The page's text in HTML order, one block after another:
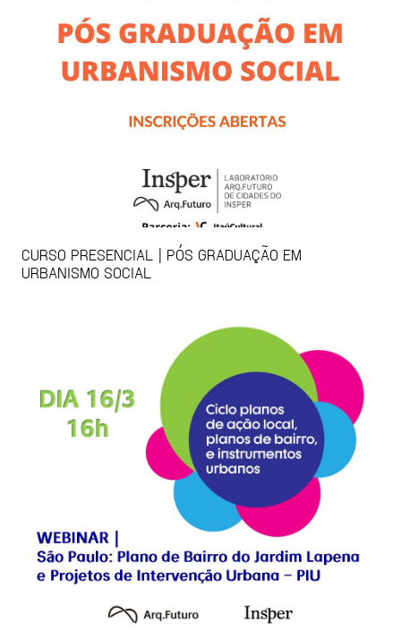
CURSO PRESENCIAL | PÓS GRADUAÇÃO EM
URBANISMO SOCIAL